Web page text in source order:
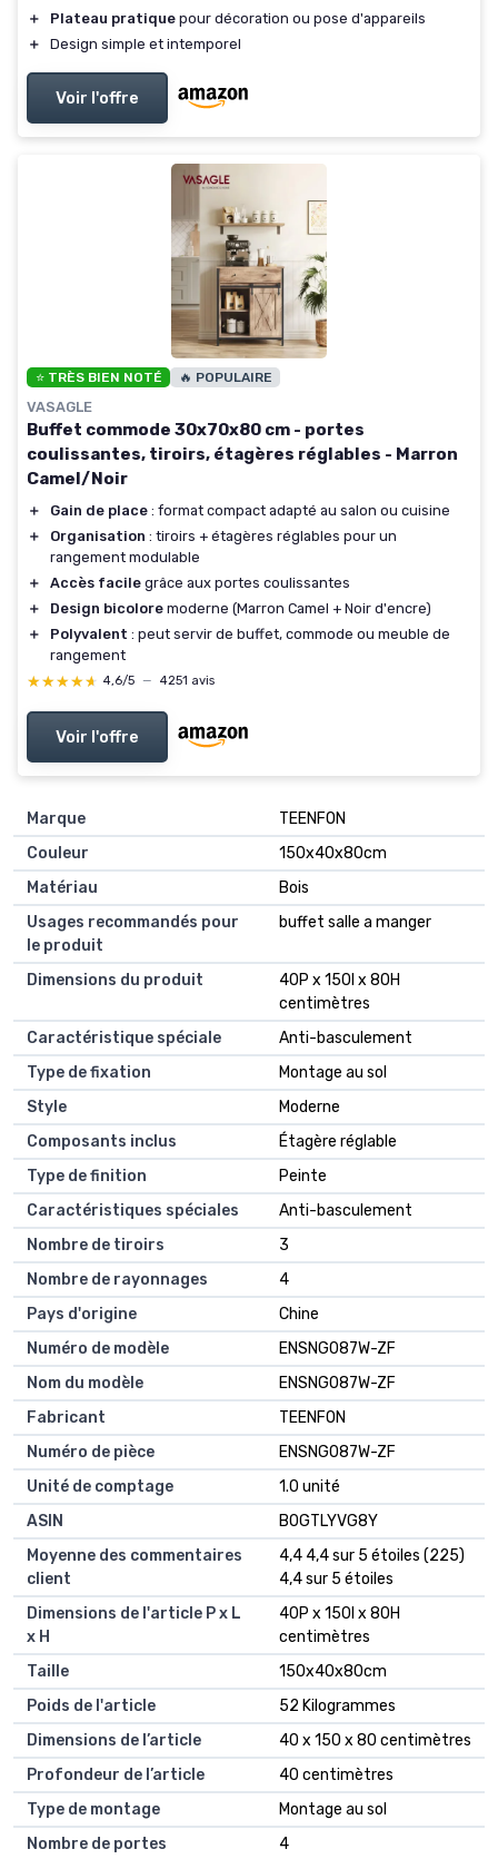
＋
Plateau pratique pour décoration ou pose d'appareils
＋
Design simple et intemporel
Voir l'offre
⭐ TRÈS BIEN NOTÉ 🔥 POPULAIRE
VASAGLE
Buffet commode 30x70x80 cm - portes
coulissantes, tiroirs, étagères réglables - Marron
Camel/Noir
＋ Gain de place : format compact adapté au salon ou cuisine
＋
Organisation : tiroirs + étagères réglables pour un
rangement modulable
＋
Accès facile grâce aux portes coulissantes
＋
Design bicolore moderne (Marron Camel + Noir d'encre)
＋
Polyvalent : peut servir de buffet, commode ou meuble de
rangement
★★★★★
★★★★★ 4,6/5 — 4251 avis
Voir l'offre
Marque
TEENFON
Couleur
150x40x80cm
Matériau
Bois
Usages recommandés pour
le produit
buffet salle a manger
Dimensions du produit
40P x 150l x 80H
centimètres
Caractéristique spéciale
Anti-basculement
Type de fixation
Montage au sol
Style
Moderne
Composants inclus
Étagère réglable
Type de finition
Peinte
Caractéristiques spéciales
Anti-basculement
Nombre de tiroirs
3
Nombre de rayonnages
4
Pays d'origine
Chine
Numéro de modèle
ENSNG087W-ZF
Nom du modèle
ENSNG087W-ZF
Fabricant
TEENFON
Numéro de pièce
ENSNG087W-ZF
Unité de comptage
1.0 unité
ASIN
B0GTLYVG8Y
Moyenne des commentaires
client
4,4 4,4 sur 5 étoiles (225)
4,4 sur 5 étoiles
Dimensions de l'article P x L
x H
40P x 150l x 80H
centimètres
Taille
150x40x80cm
Poids de l'article
52 Kilogrammes
Dimensions de l’article
40 x 150 x 80 centimètres
Profondeur de l’article
40 centimètres
Type de montage
Montage au sol
Nombre de portes
4